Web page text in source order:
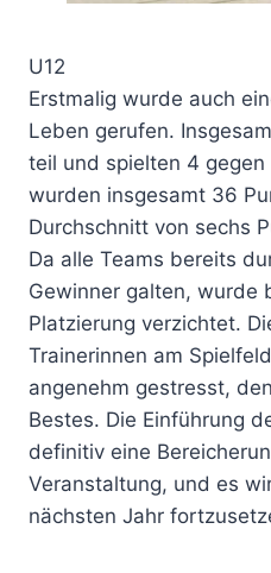
U12
Erstmalig wurde auch
Leben gerufen.
teil und spielten 4 gegen
wurden insgesamt 36
Durchschnitt von sechs
Da alle Teams bereits
Gewinner galten, wurde
Platzierung verzichtet.
Trainerinnen am
angenehm gestresst,
Bestes. Die Einführung
definitiv eine
Veranstaltung, und es
nächsten Jahr